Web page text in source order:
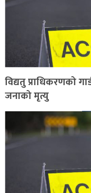
विद्यतु प्राधिकरणको
जनाको मृत्यु